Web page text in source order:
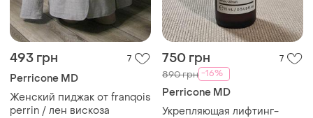
493 грн 7
Perricone MD
Женский пиджак от franqois
perrin / лен вискоза
750 грн 7
890 грн -16%
Perricone MD
Укрепляющая лифтинг-